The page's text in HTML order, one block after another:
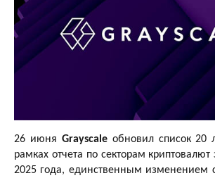
26 июня Grayscaleобновил список 20
рамках отчета по секторам криптовалют
2025 года, единственным изменением